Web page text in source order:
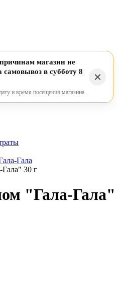
магазин не
самовывоз в субботу 8
и время посещения магазина.
Гала
30 г
"Гала-Гала"